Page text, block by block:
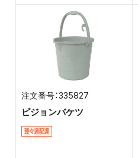
335827
ピジョンバケツ